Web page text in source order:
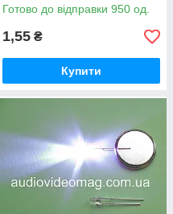
Готово до відправки 950 од.
1,55 ₴
Купити